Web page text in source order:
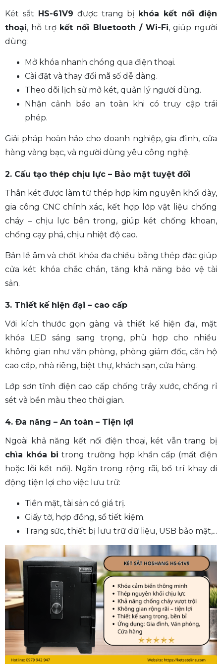
Két sắt HS-61V9 được trang bị khóa kết nối điện
thoại, hỗ trợ kết nối Bluetooth / Wi-Fi, giúp người
dùng:
Mở khóa nhanh chóng qua điện thoại.
Cài đặt và thay đổi mã số dễ dàng.
Theo dõi lịch sử mở két, quản lý người dùng.
Nhận cảnh báo an toàn khi có truy cập trái
phép.
Giải pháp hoàn hảo cho doanh nghiệp, gia đình, cửa
hàng vàng bạc, và người dùng yêu công nghệ.
2. Cấu tạo thép chịu lực – Bảo mật tuyệt đối
Thân két được làm từ thép hợp kim nguyên khối dày,
gia công CNC chính xác, kết hợp lớp vật liệu chống
cháy – chịu lực bên trong, giúp két chống khoan,
chống cạy phá, chịu nhiệt độ cao.
Bản lề âm và chốt khóa đa chiều bằng thép đặc giúp
cửa két khóa chắc chắn, tăng khả năng bảo vệ tài
sản.
3. Thiết kế hiện đại – cao cấp
Với kích thước gọn gàng và thiết kế hiện đại, mặt
khóa LED sáng sang trọng, phù hợp cho nhiều
không gian như văn phòng, phòng giám đốc, căn hộ
cao cấp, nhà riêng, biệt thự, khách sạn, cửa hàng.
Lớp sơn tĩnh điện cao cấp chống trầy xước, chống rỉ
sét và bền màu theo thời gian.
4. Đa năng – An toàn – Tiện lợi
Ngoài khả năng kết nối điện thoại, két vẫn trang bị
chìa khóa bi trong trường hợp khẩn cấp (mất điện
hoặc lỗi kết nối). Ngăn trong rộng rãi, bố trí khay di
động tiện lợi cho việc lưu trữ:
Tiền mặt, tài sản có giá trị.
Giấy tờ, hợp đồng, sổ tiết kiệm.
Trang sức, thiết bị lưu trữ dữ liệu, USB bảo mật,...